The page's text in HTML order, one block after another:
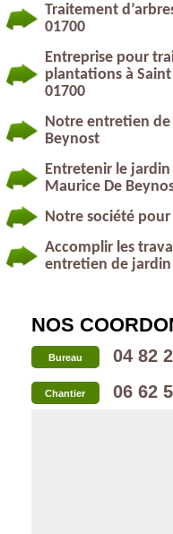
Traitement
01700
Entreprise pour
plantations à
01700
Notre entretien
Beynost
Entretenir le jardin
Maurice De
Notre société
Accomplir les
entretien de jardin
NOS
Bureau 04 82
Chantier 06 62